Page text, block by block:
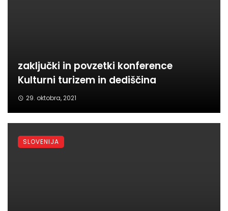
zaključki in povzetki konference
Kulturni turizem in dediščina
29. oktobra, 2021
SLOVENIJA